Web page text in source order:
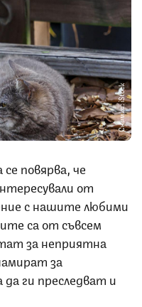
Снимка: iStock
повярва, че
от
с нашите любими
са от съвсем
за неприятна
за
да ги преследват и